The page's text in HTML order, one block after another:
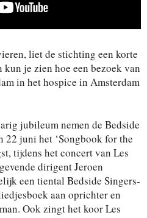
liet de stichting een korte
je zien hoe een bezoek van
in het hospice in Amsterdam
jubileum nemen de Bedside
22 juni het ‘Songbook for the
tijdens het concert van Les
dirigent Jeroen
een tiental Bedside Singers-
aan oprichter en
Ook zingt het koor Les